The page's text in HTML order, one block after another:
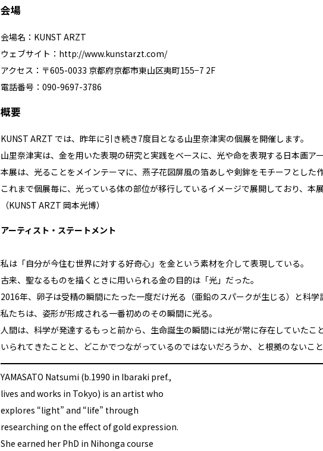
会場
会場名：KUNST ARZT
ウェブサイト： http://www.kunstarzt.com/
アクセス：〒605-0033 京都府京都市東山区夷町155−7 2F
電話番号：090-9697-3786
概要
KUNST ARZT では、昨年に引き続き7度目となる山里奈津実の個展を開催します。
山里奈津実は、金を用いた表現の研究と実践をベースに、光や命を表現する日本画アー
本展は、光ることをメインテーマに、燕子花図屏風の箔あしや剣鉾をモチーフとした
これまで個展毎に、光っている体の部位が移行しているイメージで展開しており、本
（KUNST ARZT 岡本光博）
アーティスト・ステートメント
私は「自分が今住む世界に対する好奇心」を金という素材を介して表現している。
古来、聖なるものを描くときに用いられる金の目的は「光」だった。
2016年、卵子は受精の瞬間にたった一度だけ光る（亜鉛のスパークが生じる）と科
私たちは、姿形が形成される一番初めのその瞬間に光る。
人間は、科学が発達するもっと前から、生命誕生の瞬間には光が常に存在していた
いられてきたことと、どこかでつながっているのではないだろうか、と根拠のないこと
YAMASATO Natsumi (b.1990 in Ibaraki pref.,
lives and works in Tokyo) is an artist who
explores “light” and “life” through
researching on the effect of gold expression.
She earned her PhD in Nihonga course